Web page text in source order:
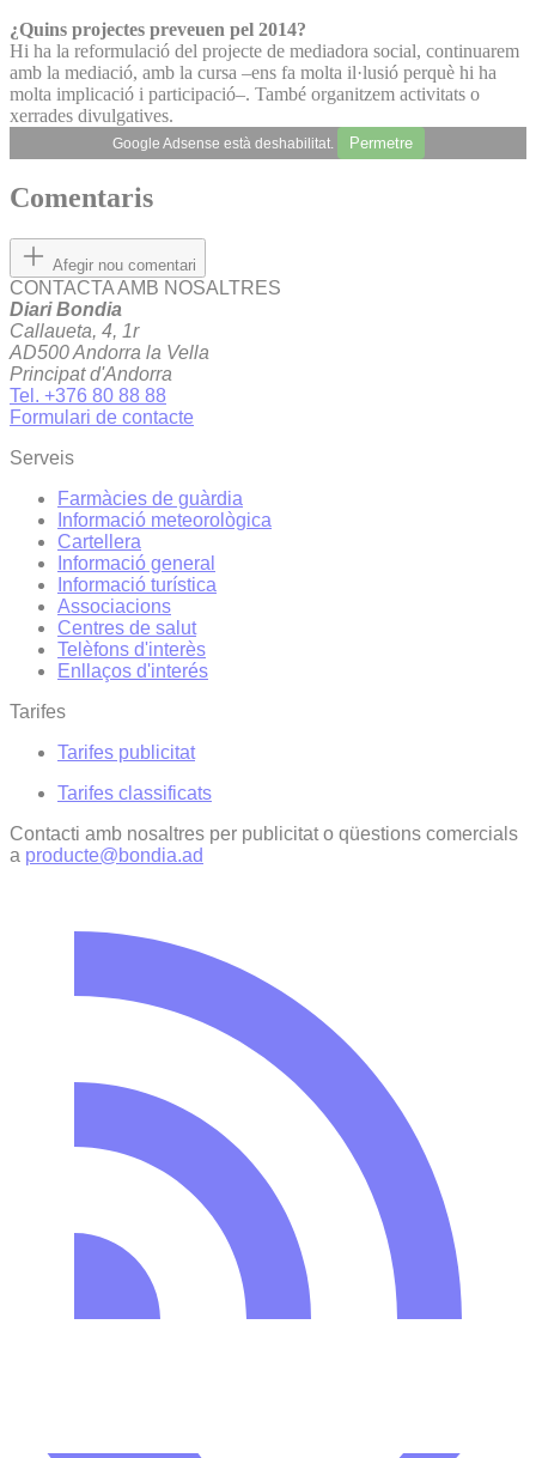
¿Quins projectes preveuen pel 2014?
Hi ha la reformulació del projecte de mediadora social, continuarem
amb la mediació, amb la cursa –ens fa molta il·lusió perquè hi ha
molta implicació i participació–. També organitzem activitats o
xerrades divulgatives.
Google Adsense està deshabilitat. Permetre
Comentaris
Afegir nou comentari
CONTACTA AMB NOSALTRES
Diari Bondia
Callaueta, 4, 1r
AD500 Andorra la Vella
Principat d'Andorra
Tel. +376 80 88 88
Formulari de contacte
Serveis
Farmàcies de guàrdia
Informació meteorològica
Cartellera
Informació general
Informació turística
Associacions
Centres de salut
Telèfons d'interès
Enllaços d'interés
Tarifes
Tarifes publicitat
Tarifes classificats
Contacti amb nosaltres per publicitat o qüestions comercials
a producte@bondia.ad